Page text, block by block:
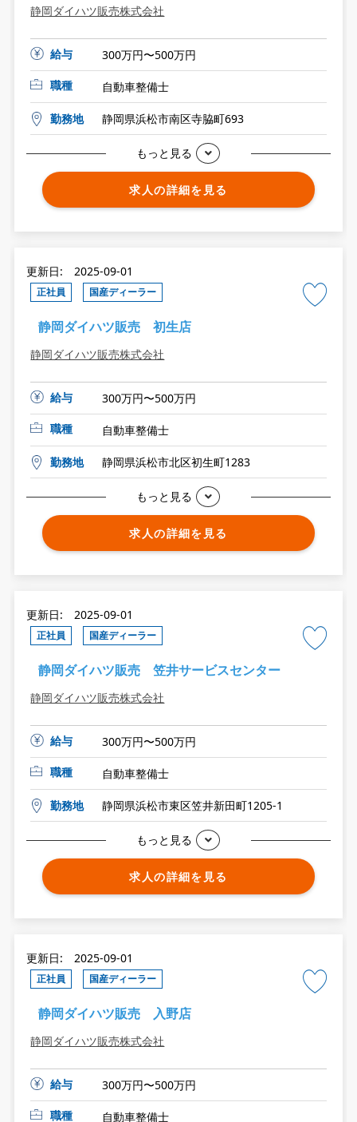
静岡ダイハツ販売株式会社
給与
300万円〜500万円
職種
自動車整備士
勤務地 静岡県浜松市南区寺脇町693
もっと見る
求人の詳細を見る
更新日: 2025-09-01
正社員 国産ディーラー
静岡ダイハツ販売 初生店
静岡ダイハツ販売株式会社
給与
300万円〜500万円
職種
自動車整備士
勤務地 静岡県浜松市北区初生町1283
もっと見る
求人の詳細を見る
更新日: 2025-09-01
正社員 国産ディーラー
静岡ダイハツ販売 笠井サービスセンター
静岡ダイハツ販売株式会社
給与
300万円〜500万円
職種
自動車整備士
勤務地 静岡県浜松市東区笠井新田町1205-1
もっと見る
求人の詳細を見る
更新日: 2025-09-01
正社員 国産ディーラー
静岡ダイハツ販売 入野店
静岡ダイハツ販売株式会社
給与
300万円〜500万円
職種
自動車整備士